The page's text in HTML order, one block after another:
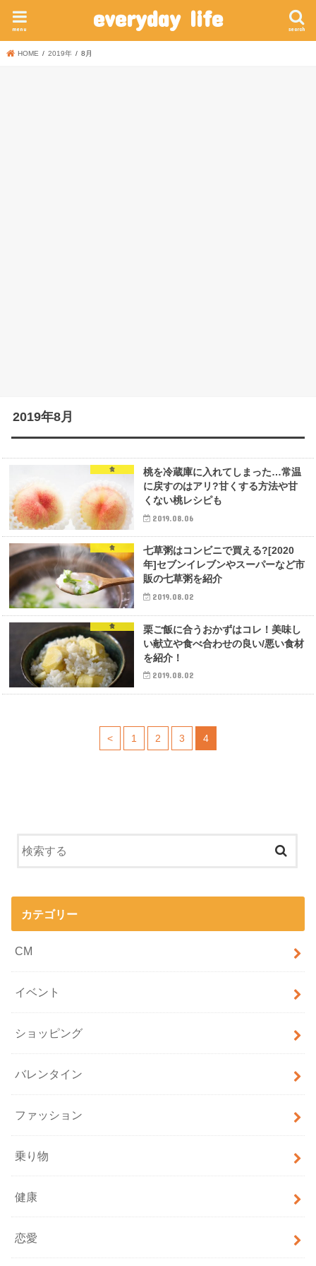
everyday life search
menu
HOME 2019年 8月
2019年8月
食
桃を冷蔵庫に入れてしまった…常温
に戻すのはアリ?甘くする方法や甘
くない桃レシピも
2019.08.06
食
七草粥はコンビニで買える?[2020
年]セブンイレブンやスーパーなど市
販の七草粥を紹介
2019.08.02
食
栗ご飯に合うおかずはコレ！美味し
い献立や食べ合わせの良い/悪い食材
を紹介！
2019.08.02
< 1 2 3 4
カテゴリー
CM
イベント
ショッピング
バレンタイン
ファッション
乗り物
健康
恋愛